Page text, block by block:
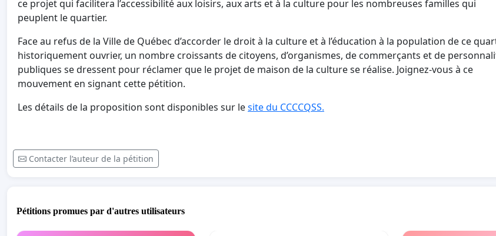
ce projet qui facilitera l’accessibilité aux loisirs, aux arts et à la culture pour les nombreuses familles qui
peuplent le quartier.
Face au refus de la Ville de Québec d’accorder le droit à la culture et à l’éducation à la population de ce
historiquement ouvrier, un nombre croissants de citoyens, d’organismes, de commerçants et de
publiques se dressent pour réclamer que le projet de maison de la culture se réalise. Joignez-vous à ce
mouvement en signant cette pétition.
Les détails de la proposition sont disponibles sur lesite du CCCCQSS.
Contacter l’auteur de la pétition
Pétitions promues par d'autres utilisateurs